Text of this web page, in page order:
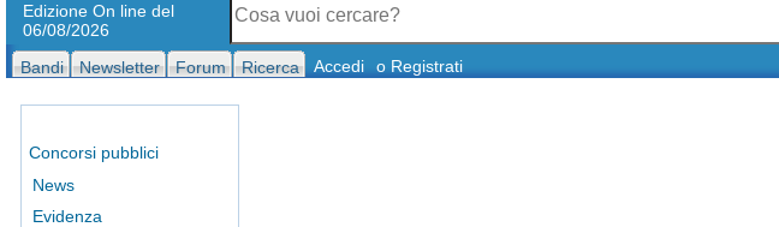
Edizione On line del
06/08/2026
Bandi Newsletter Forum Ricerca Accedi o Registrati
Concorsi pubblici
News
Evidenza